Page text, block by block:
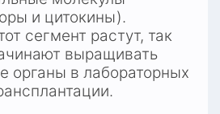
и цитокины).
сегмент растут, так
выращивать
органы в лабораторных